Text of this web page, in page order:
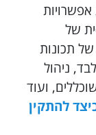
של
תכונות
ניהול
ועוד
להתקין